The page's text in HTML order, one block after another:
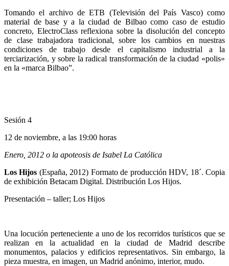
Tomando el archivo de ETB (Televisión del País Vasco) como
material de base y a la ciudad de Bilbao como caso de estudio
concreto, ElectroClass reflexiona sobre la disolución del concepto
de clase trabajadora tradicional, sobre los cambios en nuestras
condiciones de trabajo desde el capitalismo industrial a la
terciarización, y sobre la radical transformación de la ciudad «polis»
en la «marca Bilbao”.
Sesión 4
12 de noviembre, a las 19:00 horas
Enero, 2012 o la apoteosis de Isabel La Católica
Los Hijos (España, 2012) Formato de producción HDV, 18´. Copia
de exhibición Betacam Digital. Distribución Los Hijos.
Presentación – taller; Los Hijos
Una locución perteneciente a uno de los recorridos turísticos que se
realizan en la actualidad en la ciudad de Madrid describe
monumentos, palacios y edificios representativos. Sin embargo, la
pieza muestra, en imagen, un Madrid anónimo, interior, mudo.